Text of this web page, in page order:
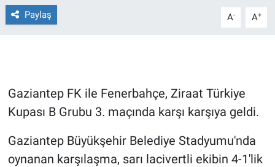
Paylaş A- A+
Gaziantep FK ile Fenerbahçe, Ziraat Türkiye
Kupası B Grubu 3. maçında karşı karşıya geldi.
Gaziantep Büyükşehir Belediye Stadyumu'nda
oynanan karşılaşma, sarı lacivertli ekibin 4-1'lik
Gün Bitiyor
Gündem Özel
Günün görüntüsü
Haber